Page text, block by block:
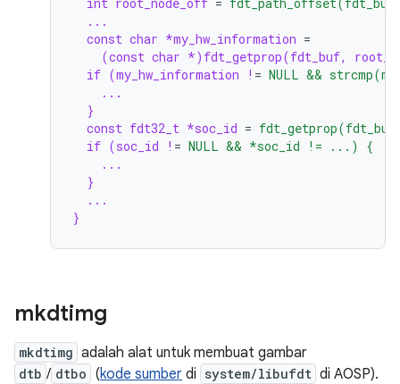
...
const char *my_hw_information =
(const char *)fdt_getprop(fdt_buf,
if (my_hw_information ! = NULL &&
...
}
const fdt32_t *soc_id =
if (soc_id ! = NULL && *soc_id != ...) {
...
}
...
}
mkdtimg
mkdtimg adalah alat untuk membuat gambar
dtb / dtbo (kode sumber di system/libufdt di AOSP).